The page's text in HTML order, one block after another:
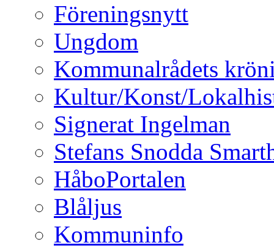
Föreningsnytt
Ungdom
Kommunalrådets
Kultur/Konst/
Signerat Ingelman
Stefans Snodda
HåboPortalen
Blåljus
Kommuninfo